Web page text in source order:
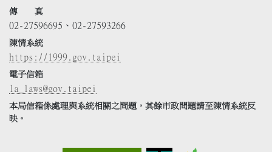
傳 真
02-27596695、02-27593266
陳情系統
https://1999.gov.taipei
電子信箱
la_laws@gov.taipei
本局信箱係處理與系統相關之問題，其餘市政問題請至陳情系統反
映。